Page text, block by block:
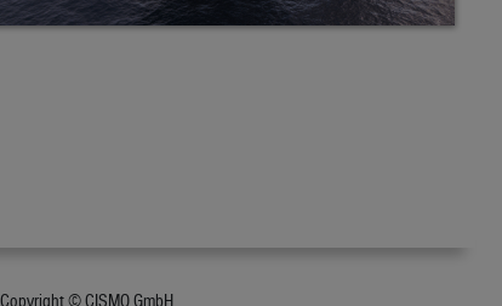
Copyright © CISMO GmbH